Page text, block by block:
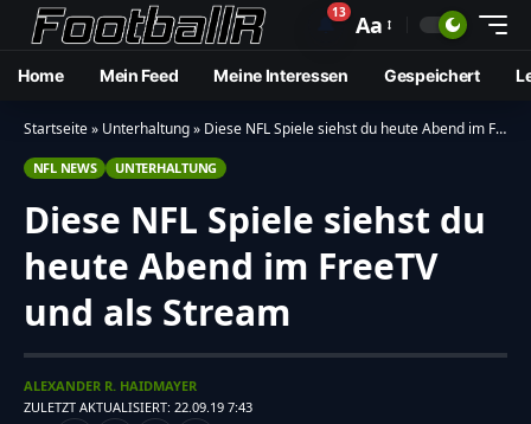
🔔13 Aa
Home Mein Feed Meine Interessen Gespeichert
Startseite» Unterhaltung» Diese NFL Spiele siehst du heute Abend im FreeTV und als Stream
NFL NEWS UNTERHALTUNG
Diese NFL Spiele siehst du
heute Abend im FreeTV
und als Stream
ZULETZT AKTUALISIERT: 22.09.19 7:43
ALEXANDER R. HAIDMAYER